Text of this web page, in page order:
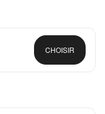
CHOISIR